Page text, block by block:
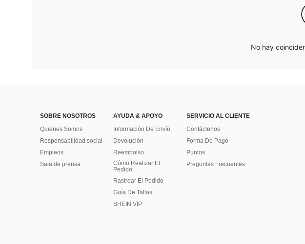
No hay
SOBRE NOSOTROS
Quienes Somos
Responsabilidad social
Empleos
Sala de prensa
AYUDA & APOYO
Información De Envío
Devolución
Reembolso
Cómo Realizar El
Pedido
Rastrear El Pedido
Guía De Tallas
SHEIN VIP
SERVICIO AL CLIENTE
Contáctenos
Forma De Pago
Puntos
Preguntas Frecuentes